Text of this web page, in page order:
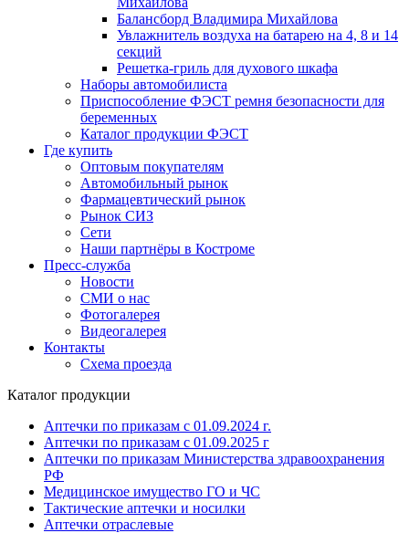
Балансборд Владимира Михайлова
Увлажнитель воздуха на батарею на 4, 8 и 14
секций
Решетка-гриль для духового шкафа
Наборы автомобилиста
Приспособление ФЭСТ ремня безопасности для
беременных
Каталог продукции ФЭСТ
Где купить
Оптовым покупателям
Автомобильный рынок
Фармацевтический рынок
Рынок СИЗ
Сети
Наши партнёры в Костроме
Пресс-служба
Новости
СМИ о нас
Фотогалерея
Видеогалерея
Контакты
Схема проезда
Каталог продукции
Аптечки по приказам с 01.09.2024 г.
Аптечки по приказам с 01.09.2025 г
Аптечки по приказам Министерства здравоохранения
РФ
Медицинское имущество ГО и ЧС
Тактические аптечки и носилки
Аптечки отраслевые